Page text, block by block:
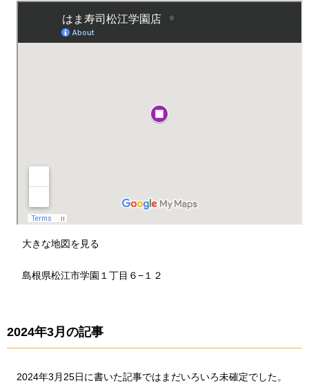
大きな地図を見る
島根県松江市学園１丁目６−１２
2024年3月の記事
2024年3月25日に書いた記事ではまだいろいろ未確定でした。